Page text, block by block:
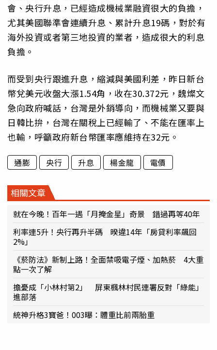
會、央行升息，已經造成機械業融資很大的負擔，
尤其美國聯準會連續升息、累計升息19碼，對於有
海外投資或者第三地投資的業者，造成很大的利息
負擔。
而受到央行跟進升息，縮減與美國利差，昨日新台
幣兌美元收盤大漲1.54角，收在30.372元，魏燦文
急向政府喊話，台灣是外銷導向，而機械業又要與
日韓比拚，台灣在關稅上已經輸了、不能在匯率上
也輸，呼籲政府新台幣匯率應維持在32元。
通膨 央行 升息 楊金龍 電價
相關文章
就在今晚！百年一遇「月掩金星」奇景 錯過再等40年
利率連5升！央行再升半碼 暌違14年「房貸利率飆回
2%」
《菸防法》新制上路！全面禁吸電子煙、加熱菸 4大重
點一次了解
擔憂成「小林村第2」 屏東楓林村民連署反對「綠能」
進部落
統神升格3寶爸！003曝：體重比前兩胎重